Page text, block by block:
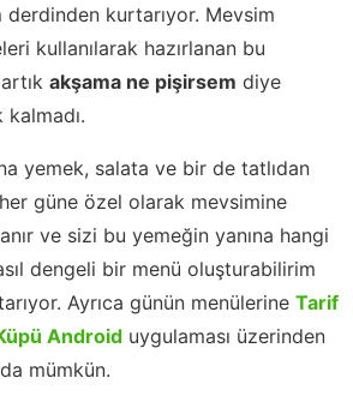
derdinden kurtarıyor. Mevsim
kullanılarak hazırlanan bu
akşama ne pişirsem diye
yemek, salata ve bir de tatlıdan
güne özel olarak mevsimine
ve sizi bu yemeğin yanına hangi
dengeli bir menü oluşturabilirim
Ayrıca günün menülerine Tarif
Android uygulaması üzerinden
mümkün.